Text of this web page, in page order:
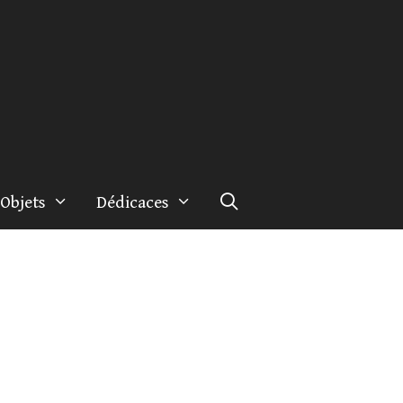
Objets Dédicaces